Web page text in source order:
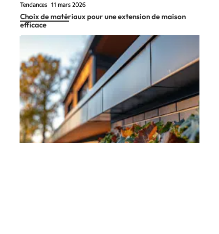
Tendances 11 mars 2026
Choix de matériaux pour une extension de maison
efficace